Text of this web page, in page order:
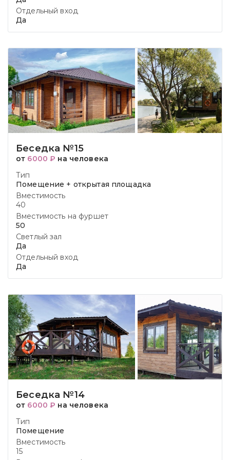
Отдельный вход
Да
Беседка №15
от 6000 ₽ на человека
Тип
Помещение + открытая площадка
Вместимость
40
Вместимость на фуршет
50
Светлый зал
Да
Отдельный вход
Да
Беседка №14
от 6000 ₽ на человека
Тип
Помещение
Вместимость
15